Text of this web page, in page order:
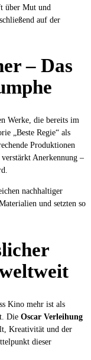
über Mut und
auf der
– Das
Werke, die bereits im
„Beste Regie“ als
Produktionen
Anerkennung –
nachhaltiger
und setzten so
Kino mehr ist als
Die Oscar Verleihung
Kreativität und der
dieser